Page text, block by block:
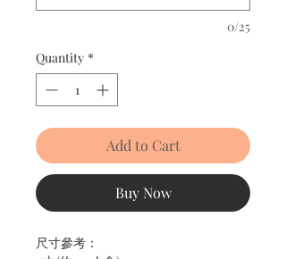
0/25
Quantity *
Add to Cart
Buy Now
尺寸參考：